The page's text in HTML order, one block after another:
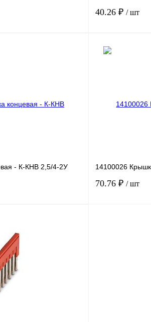
40.26 ₽ / шт
- К-КНВ 2,5/4-2У
Сравнение
Под заказ
14100026
70.76 ₽ / шт